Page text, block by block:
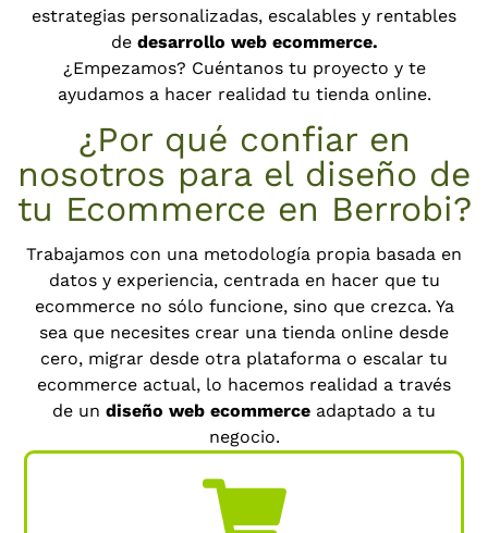
estrategias personalizadas, escalables y rentables
de desarrollo web ecommerce.
¿Empezamos? Cuéntanos tu proyecto y te
ayudamos a hacer realidad tu tienda online.
¿Por qué confiar en
nosotros para el diseño de
tu Ecommerce en Berrobi?
Trabajamos con una metodología propia basada en
datos y experiencia, centrada en hacer que tu
ecommerce no sólo funcione, sino que crezca. Ya
sea que necesites crear una tienda online desde
cero, migrar desde otra plataforma o escalar tu
ecommerce actual, lo hacemos realidad a través
de un diseño web ecommerce adaptado a tu
negocio.